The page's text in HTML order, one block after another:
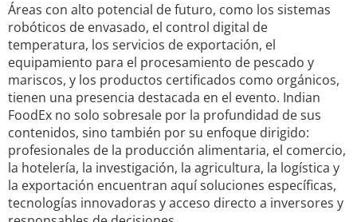
Áreas con alto potencial de futuro, como los sistemas
robóticos de envasado, el control digital de
temperatura, los servicios de exportación, el
equipamiento para el procesamiento de pescado y
mariscos, y los productos certificados como orgánicos,
tienen una presencia destacada en el evento. Indian
FoodEx no solo sobresale por la profundidad de sus
contenidos, sino también por su enfoque dirigido:
profesionales de la producción alimentaria, el comercio,
la hotelería, la investigación, la agricultura, la logística y
la exportación encuentran aquí soluciones específicas,
tecnologías innovadoras y acceso directo a inversores y